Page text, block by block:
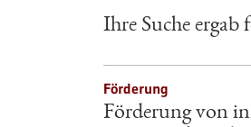
Ihre Suche ergab
Förderung
Förderung von